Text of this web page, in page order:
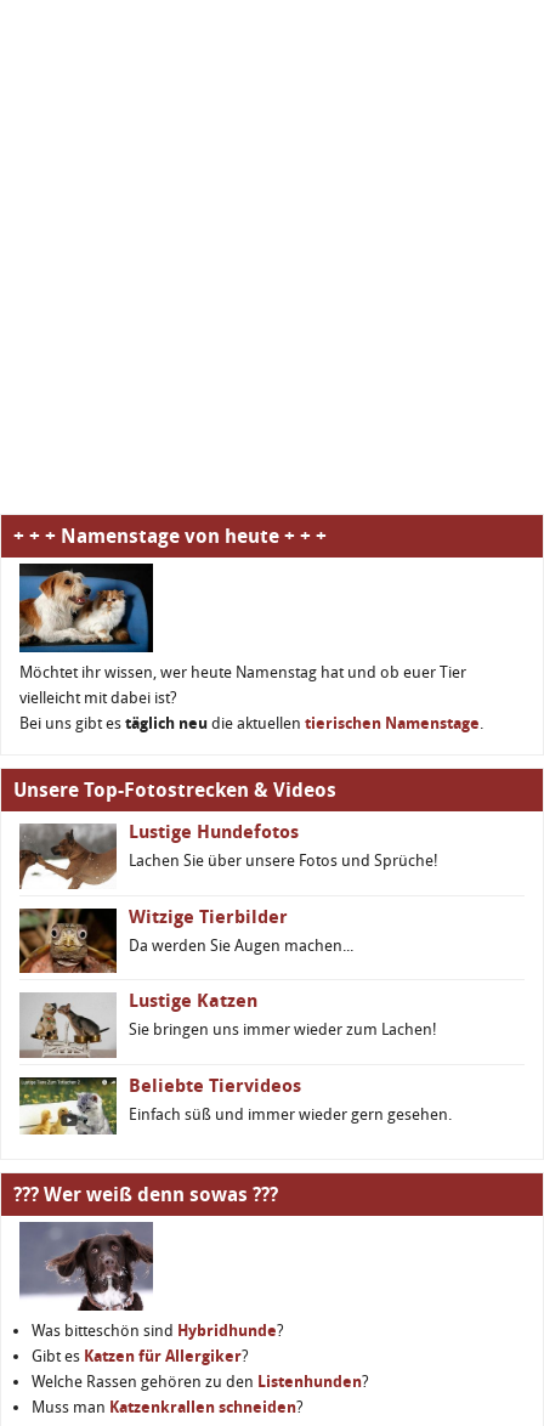
+ + + Namenstage von heute + + +
Möchtet ihr wissen, wer heute Namenstag hat und ob euer Tier
vielleicht mit dabei ist?
Bei uns gibt es täglich neu die aktuellen tierischen Namenstage.
Unsere Top-Fotostrecken & Videos
Lustige Hundefotos
Lachen Sie über unsere Fotos und Sprüche!
Witzige Tierbilder
Da werden Sie Augen machen...
Lustige Katzen
Sie bringen uns immer wieder zum Lachen!
Beliebte Tiervideos
Einfach süß und immer wieder gern gesehen.
??? Wer weiß denn sowas ???
Was bitteschön sind Hybridhunde?
Gibt es Katzen für Allergiker?
Welche Rassen gehören zu den Listenhunden?
Muss man Katzenkrallen schneiden?